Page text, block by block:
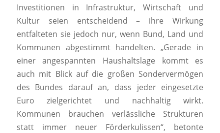
Investitionen in Infrastruktur, Wirtschaft und
Kultur seien entscheidend – ihre Wirkung
entfalteten sie jedoch nur, wenn Bund, Land und
Kommunen abgestimmt handelten. „Gerade in
einer angespannten Haushaltslage kommt es
auch mit Blick auf die großen Sondervermögen
des Bundes darauf an, dass jeder eingesetzte
Euro zielgerichtet und nachhaltig wirkt.
Kommunen brauchen verlässliche Strukturen
statt immer neuer Förderkulissen“, betonte